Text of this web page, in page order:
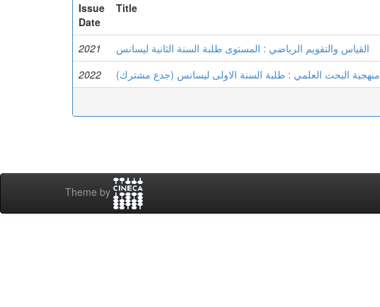
Issue
Date
Title
2021 القياس والتقويم الرياضي : المستوى طلبة السنة الثانية ليسانس
2022
منهجية البحث العلمي : طلبة السنة الاولى ليسانس (جدع مشترك)
Theme by